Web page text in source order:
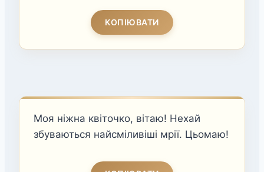
КОПІЮВАТИ
Моя ніжна квіточко, вітаю! Нехай
збуваються найсміливіші мрії. Цьомаю!